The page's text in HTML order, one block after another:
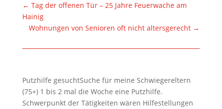
← Tag der offenen Tür – 25 Jahre Feuerwache am
Hainig
Wohnungen von Senioren oft nicht altersgerecht →
Putzhilfe gesuchtSuche für meine Schwiegereltern
(75+) 1 bis 2 mal die Woche eine Putzhilfe.
Schwerpunkt der Tätigkeiten wären Hilfestellungen